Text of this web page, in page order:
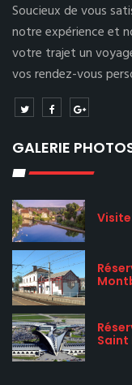
Soucieux de vous
notre expérience et
votre trajet un
vos rendez-vous
GALERIE
Saint